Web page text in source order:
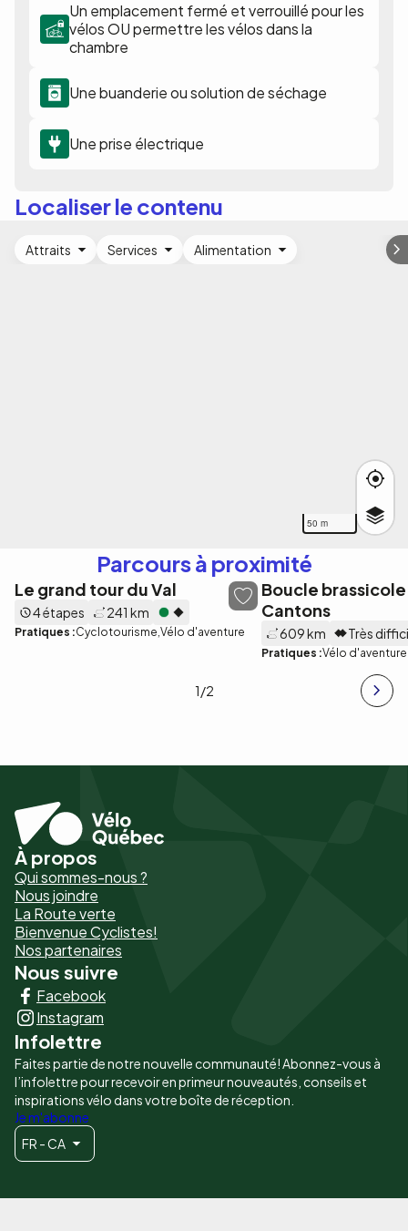
Un emplacement fermé et verrouillé pour les
vélos OU permettre les vélos dans la
chambre
Une buanderie ou solution de séchage
Une prise électrique
Localiser le contenu
50 m
Attraits Services Alimentation
Parcours à proximité
Le grand tour du Val
4 étapes 241 km
Pratiques :Cyclotourisme Vélo d'aventure
Boucle
Cantons
609 km Très
Pratiques :Vélo d'aventure
1/2
Pied
de
page
-
Liens
principaux
À propos
Qui sommes-nous ?
Nous joindre
La Route verte
Bienvenue Cyclistes!
Nos partenaires
Nous suivre
Facebook
Instagram
Infolettre
Faites partie de notre nouvelle communauté! Abonnez-vous à
l’infolettre pour recevoir en primeur nouveautés, conseils et
inspirations vélo dans votre boîte de réception.
Je m'abonne
FR - CA